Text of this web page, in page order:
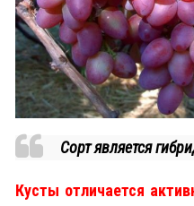
Сорт является
Кусты отличается